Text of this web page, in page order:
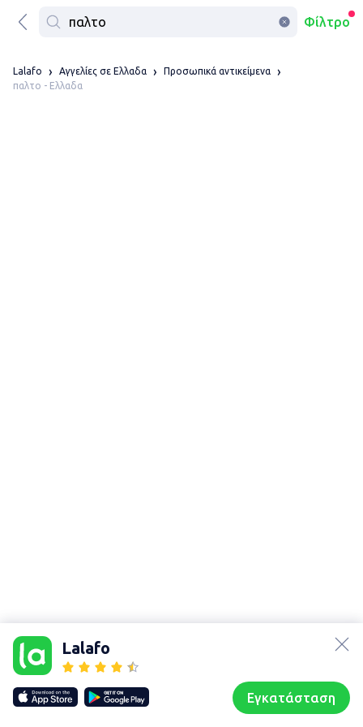
Φίλτρο
Lalafo
Εγκατάσταση
Lalafo Αγγελίες σε Ελλαδα
Προσωπικά αντικείμενα
παλτο - Ελλαδα
Our websites
lalafo.kg
lalafo.rs
lalafo.pl
Sitemap
Συζητήσεις Προφίλ